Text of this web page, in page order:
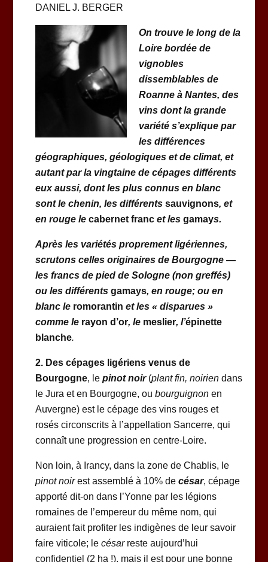
DANIEL J. BERGER
On trouve le long de la
Loire bordée de
vignobles
dissemblables de
Roanne à Nantes, des
vins dont la grande
variété s’explique par
les différences
géographiques, géologiques et de climat, et
autant par la vingtaine de cépages différents
eux aussi, dont les plus connus en blanc
sont le chenin, les différents sauvignons, et
en rouge le cabernet franc et lesgamays.
Après les variétés proprement ligériennes,
scrutons celles originaires de Bourgogne —
les francs de pied de Sologne (non greffés)
oules différents gamays, en rouge; ou en
blanc le romorantin etles « disparues »
comme le rayon d’or, le meslier, l’épinette
blanche.
2. Des cépages ligériens venus de
Bourgogne, le pinot noir (plant fin, noiriendans
le Jura et en Bourgogne, ou bourguignonen
Auvergne) est le cépage des vins rouges et
rosés circonscrits à l’appellation Sancerre, qui
connaît une progression en centre-Loire.
Non loin, à Irancy, dans la zone de Chablis, le
pinot noirest assemblé à 10% de césar, cépage
apporté dit-on dans l’Yonne par les légions
romaines de l’empereur du même nom, qui
auraient fait profiter les indigènes de leur savoir
faire viticole; le césarreste aujourd’hui
confidentiel (2 ha !), mais il est pour une bonne